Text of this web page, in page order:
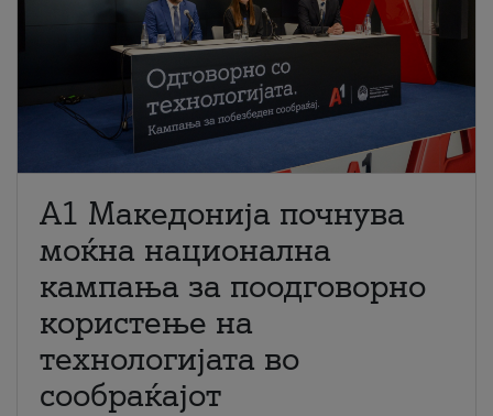
A1 Македонија почнува
моќна национална
кампања за поодговорно
користење на
технологијата во
сообраќајот